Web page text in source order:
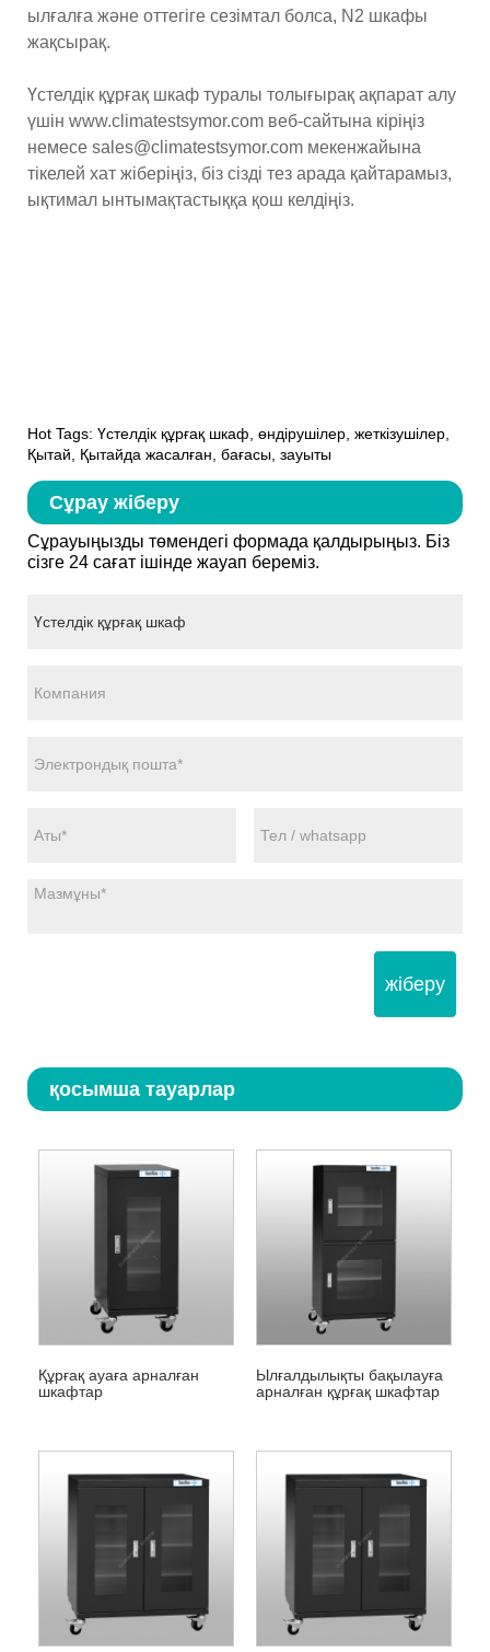
ылғалға және оттегіге сезімтал болса, N2 шкафы
жақсырақ.
Үстелдік құрғақ шкаф туралы толығырақ ақпарат алу
үшін www.climatestsymor.com веб-сайтына кіріңіз
немесе sales@climatestsymor.com мекенжайына
тікелей хат жіберіңіз, біз сізді тез арада қайтарамыз,
ықтимал ынтымақтастыққа қош келдіңіз.
Hot Tags: Үстелдік құрғақ шкаф, өндірушілер, жеткізушілер,
Қытай, Қытайда жасалған, бағасы, зауыты
Сұрау жіберу
Сұрауыңызды төмендегі формада қалдырыңыз. Біз
сізге 24 сағат ішінде жауап береміз.
жіберу
қосымша тауарлар
Құрғақ ауаға арналған
шкафтар
Ылғалдылықты бақылауға
арналған құрғақ шкафтар